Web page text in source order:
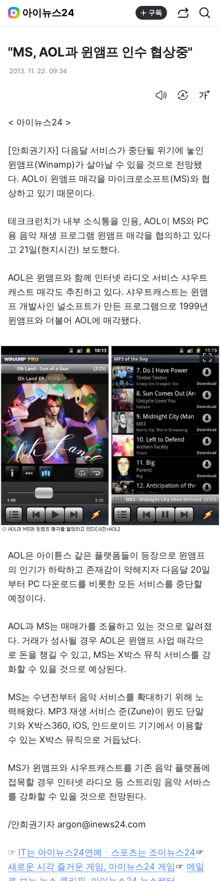
아이뉴스24 구독
"MS, AOL과 윈앰프 인수 협상중"
2013. 11. 22. 09:34
< 아이뉴스24 >
[안희권기자] 다음달 서비스가 중단될 위기에 놓인
윈앰프(Winamp)가 살아날 수 있을 것으로 전망됐
다. AOL이 윈앰프 매각을 마이크로소프트(MS)와 협
상하고 있기 때문이다.
테크크런치가 내부 소식통을 인용, AOL이 MS와 PC
용 음악 재생 프로그램 윈앰프 매각을 협의하고 있다
고 21일(현지시간) 보도했다.
AOL은 윈앰프와 함께 인터넷 라디오 서비스 샤우트
캐스트 매각도 추진하고 있다. 샤우트캐스트는 윈앰
프 개발사인 널소프트가 만든 프로그램으로 1999년
윈앰프와 더불어 AOL에 매각됐다.
AOL은 아이튠스 같은 플랫폼들이 등장으로 윈앰프
의 인기가 하락하고 존재감이 약해지자 다음달 20일
부터 PC 다운로드를 비롯한 모든 서비스를 중단할
예정이다.
AOL과 MS는 매매가를 조율하고 있는 것으로 알려졌
다. 거래가 성사될 경우 AOL은 윈앰프 사업 매각으
로 돈을 챙길 수 있고, MS는 X박스 뮤직 서비스를 강
화할 수 있을 것으로 예상된다.
MS는 수년전부터 음악 서비스를 확대하기 위해 노
력해왔다. MP3 재생 서비스 준(Zune)이 윈도 단말
기와 X박스360, iOS, 안드로이드 기기에서 이용할
수 있는 X박스 뮤직으로 거듭났다.
MS가 윈앰프와 샤우트캐스트를 기존 음악 플랫폼에
접목할 경우 인터넷 라디오 등 스트리밍 음악 서바스
를 강화할 수 있을 것으로 전망된다.
/안희권기자 argon@inews24.com
☞ IT는 아이뉴스24연예ㆍ스포츠는 조이뉴스24☞
새로운 시각 즐거운 게임, 아이뉴스24 게임☞ 메일